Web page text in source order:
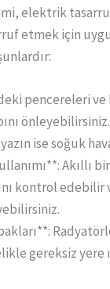
elektrik
etmek için
pencereleri ve
yazın ise soğuk
Akıllı
kontrol
gereksiz yere